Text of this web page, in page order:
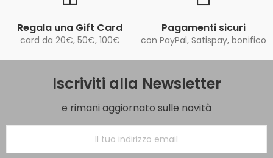
Regala una Gift Card
card da 20€, 50€, 100€
Pagamenti sicuri
con PayPal, Satispay, bonifico
Iscriviti alla Newsletter
e rimani aggiornato sulle novità